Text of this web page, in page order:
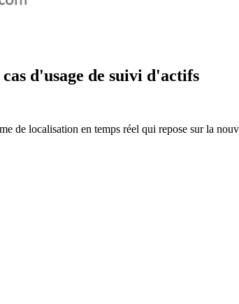
d'usage de suivi d'actifs
de localisation en temps réel qui repose sur la